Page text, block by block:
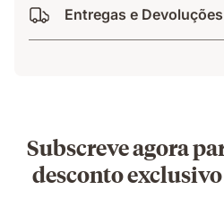
Entregas e
Subscreve agora
desconto